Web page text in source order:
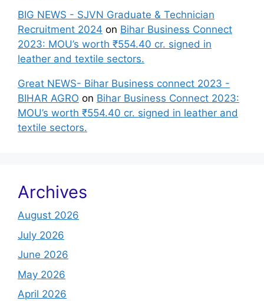
BIG NEWS - SJVN Graduate & Technician
Recruitment 2024 on Bihar Business Connect
2023: MOU’s worth ₹554.40 cr. signed in
leather and textile sectors.
Great NEWS- Bihar Business connect 2023 -
BIHAR AGRO on Bihar Business Connect 2023:
MOU’s worth ₹554.40 cr. signed in leather and
textile sectors.
Archives
August 2026
July 2026
June 2026
May 2026
April 2026